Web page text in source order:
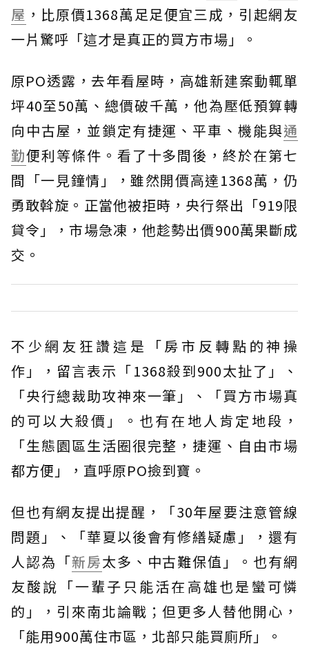
屋 ，比原價1368萬足足便宜三成，引起網友
一片驚呼「這才是真正的買方市場」。
原PO透露，去年看屋時，高雄新建案動輒單
坪40至50萬、總價破千萬，他為壓低預算轉
向中古屋，並鎖定有捷運、平車、機能與通
勤便利等條件。看了十多間後，終於在第七
間「一見鐘情」，雖然開價高達1368萬，仍
勇敢斡旋。正當他被拒時，央行祭出「919限
貸令」，市場急凍，他趁勢出價900萬果斷成
交。
不少網友狂讚這是「房市反轉點的神操
作」，留言表示「1368殺到900太扯了」、
「央行總裁助攻神來一筆」、「買方市場真
的可以大殺價」。也有在地人肯定地段，
「生態園區生活圈很完整，捷運、自由市場
都方便」，直呼原PO撿到寶。
但也有網友提出提醒，「30年屋要注意管線
問題」、「華夏以後會有修繕疑慮」，還有
人認為「新房太多、中古難保值」。也有網
友酸說「一輩子只能活在高雄也是蠻可憐
的」，引來南北論戰；但更多人替他開心，
「能用900萬住市區，北部只能買廁所」。